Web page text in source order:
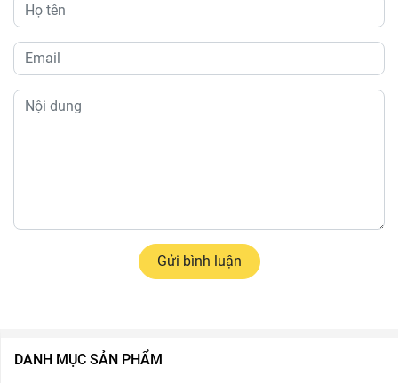
Gửi bình luận
DANH MỤC SẢN PHẨM